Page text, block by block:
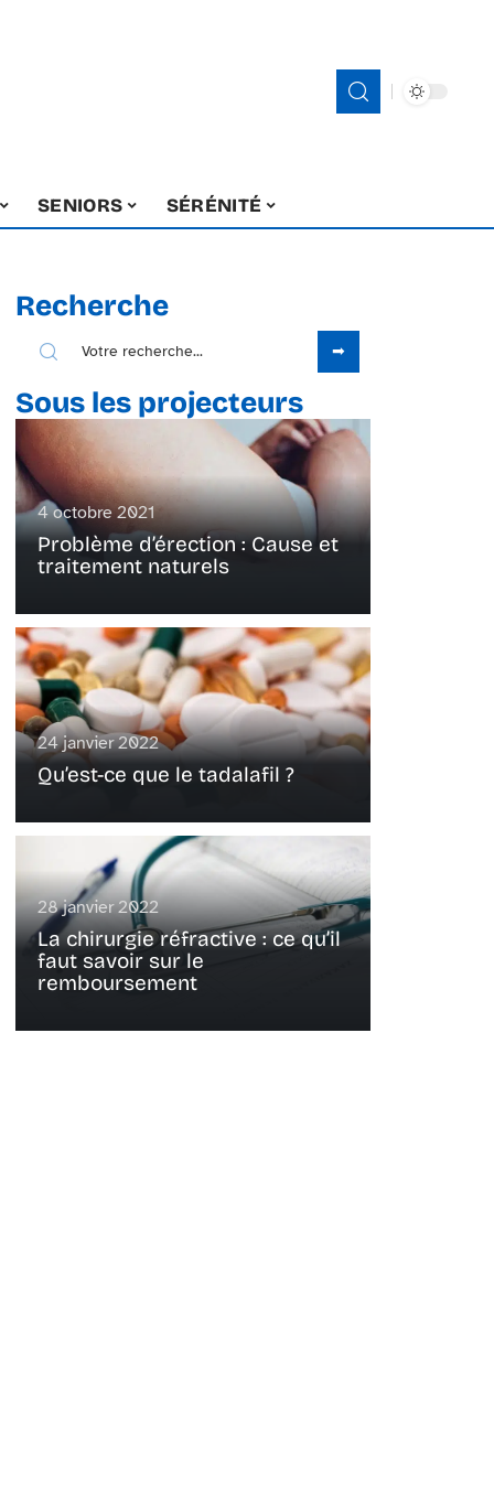
SENIORS SÉRÉNITÉ
Recherche
Sous les projecteurs
4 octobre 2021
Problème d’érection : Cause et
traitement naturels
24 janvier 2022
Qu’est-ce que le tadalafil ?
28 janvier 2022
La chirurgie réfractive : ce qu’il
faut savoir sur le
remboursement